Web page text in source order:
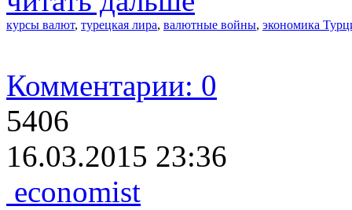
курсы валют, турецкая лира, валютные войны, экономика
Комментарии: 0
5406
16.03.2015 23:36
economist